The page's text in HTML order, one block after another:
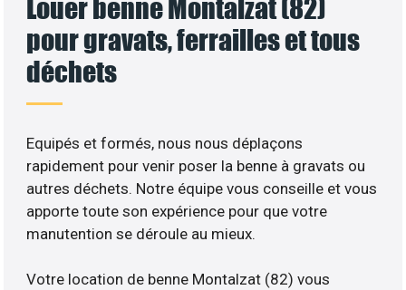
Louer benne Montalzat (82)
pour gravats, ferrailles et tous
déchets
Equipés et formés, nous nous déplaçons
rapidement pour venir poser la benne à gravats ou
autres déchets. Notre équipe vous conseille et vous
apporte toute son expérience pour que votre
manutention se déroule au mieux.
Votre location de benne Montalzat (82) vous